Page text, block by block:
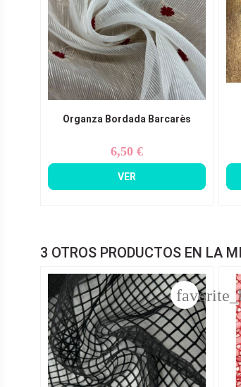
Organza Bordada Barcarès
Precio
6,50 €
VER
3 OTROS PRODUCTOS EN LA